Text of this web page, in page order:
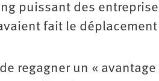
puissant des
fait le déplacement
regagner un «